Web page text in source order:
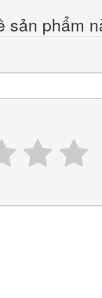
sản phẩm